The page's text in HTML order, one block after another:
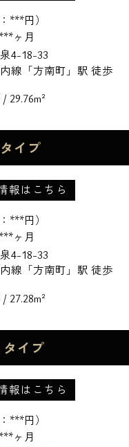
***円）
***ヶ月
4-18-33
線「方南町」駅 徒歩
29.76m²
イプ
報はこちら
***円）
***ヶ月
4-18-33
線「方南町」駅 徒歩
27.28m²
タイプ
報はこちら
***円）
***ヶ月